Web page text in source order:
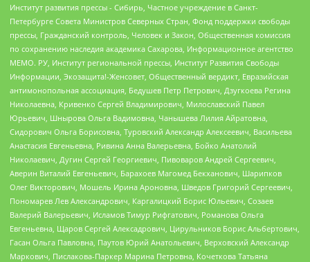
Институт развития прессы - Сибирь, Частное учреждение в Санкт-
Петербурге Совета Министров Северных Стран, Фонд поддержки свободы
прессы, Гражданский контроль, Человек и Закон, Общественная комиссия
по сохранению наследия академика Сахарова, Информационное агентство
МЕМО. РУ, Институт региональной прессы, Институт Развития Свободы
Информации, Экозащита!-Женсовет, Общественный вердикт, Евразийская
антимонопольная ассоциация, Бедушев Петр Петрович, Дзугкоева Регина
Николаевна, Кривенко Сергей Владимирович, Милославский Павел
Юрьевич, Шнырова Ольга Вадимовна, Чанышева Лилия Айратовна,
Сидорович Ольга Борисовна, Туровский Александр Алексеевич, Васильева
Анастасия Евгеньевна, Ривина Анна Валерьевна, Бойко Анатолий
Николаевич, Дугин Сергей Георгиевич, Пивоваров Андрей Сергеевич,
Аверин Виталий Евгеньевич, Барахоев Магомед Бекханович, Шарипков
Олег Викторович, Мошель Ирина Ароновна, Шведов Григорий Сергеевич,
Пономарев Лев Александрович, Каргалицкий Борис Юльевич, Созаев
Валерий Валерьевич, Исламов Тимур Рифгатович, Романова Ольга
Евгеньевна, Щаров Сергей Алексадрович, Цирульников Борис Альбертович,
Гасан Ольга Павловна, Паутов Юрий Анатольевич, Верховский Александр
Маркович, Пислакова-Паркер Марина Петровна, Кочеткова Татьяна